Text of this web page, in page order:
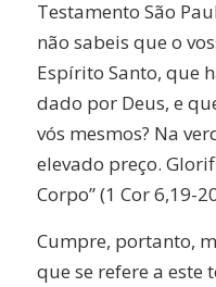
Testamento São
não sabeis que o
Espírito Santo, que
dado por Deus, e
vós mesmos? Na
elevado preço.
Corpo” (1 Cor 6,19-
Cumpre, portanto,
que se refere a este